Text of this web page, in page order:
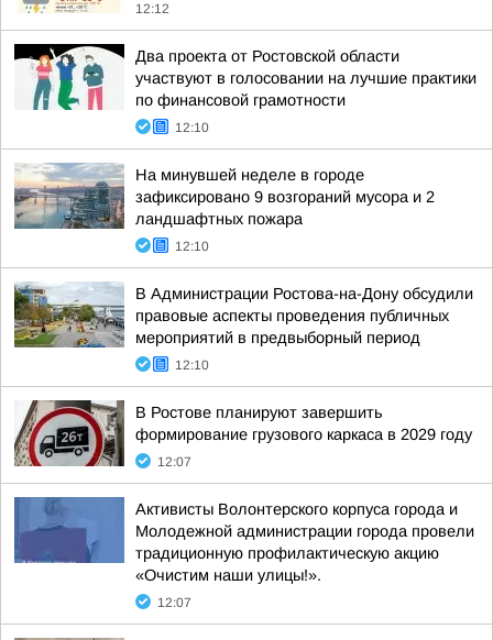
12:12
Два проекта от Ростовской области
участвуют в голосовании на лучшие практики
по финансовой грамотности
12:10
На минувшей неделе в городе
зафиксировано 9 возгораний мусора и 2
ландшафтных пожара
12:10
В Администрации Ростова-на-Дону обсудили
правовые аспекты проведения публичных
мероприятий в предвыборный период
12:10
В Ростове планируют завершить
формирование грузового каркаса в 2029 году
12:07
Активисты Волонтерского корпуса города и
Молодежной администрации города провели
традиционную профилактическую акцию
«Очистим наши улицы!».
12:07